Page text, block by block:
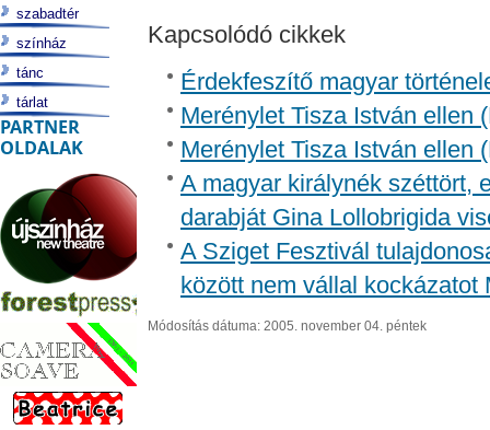
Kapcsolódó cikkek
Érdekfeszítő magyar
Merénylet Tisza István ellen
Merénylet Tisza István ellen
A magyar királynék széttört,
darabját Gina Lollobrigida
A Sziget Fesztivál
között nem vállal kockázatot
Módosítás dátuma: 2005. november 04. péntek
szabadtér
színház
tánc
tárlat
PARTNER
OLDALAK